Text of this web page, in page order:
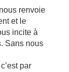
renvoie
et le
incite à
Sans nous
par